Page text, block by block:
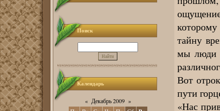
Поиск
Календарь
« Декабрь 2009 »
тайну
мы люди
Вот
пути
«Нас